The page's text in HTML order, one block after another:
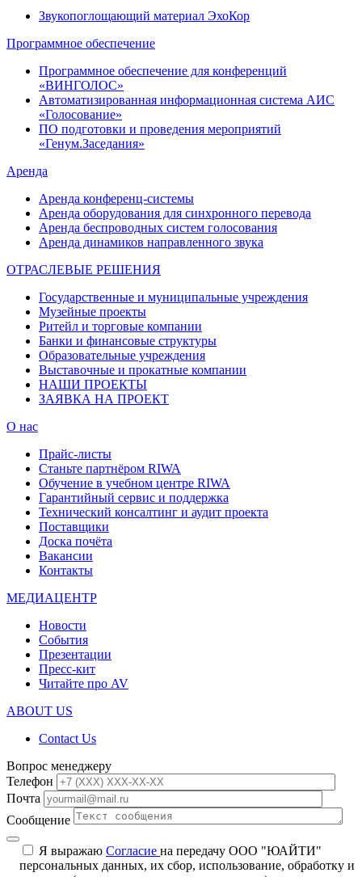
Звукопоглощающий материал ЭхоКор
Программное обеспечение
Программное обеспечение для конференций
«ВИНГОЛОС»
Автоматизированная информационная система АИС
«Голосование»
ПО подготовки и проведения мероприятий
«Генум.Заседания»
Аренда
Аренда конференц-системы
Аренда оборудования для синхронного перевода
Аренда беспроводных систем голосования
Аренда динамиков направленного звука
ОТРАСЛЕВЫЕ РЕШЕНИЯ
Государственные и муниципальные учреждения
Музейные проекты
Ритейл и торговые компании
Банки и финансовые структуры
Образовательные учреждения
Выставочные и прокатные компании
НАШИ ПРОЕКТЫ
ЗАЯВКА НА ПРОЕКТ
О нас
Прайс-листы
Станьте партнёром RIWA
Обучение в учебном центре RIWA
Гарантийный сервис и поддержка
Технический консалтинг и аудит проекта
Поставщики
Доска почёта
Вакансии
Контакты
МЕДИАЦЕНТР
Новости
События
Презентации
Пресс-кит
Читайте про AV
ABOUT US
Contact Us
Вопрос менеджеру
Телефон
Почта
Сообщение
Я выражаю Согласие на передачу ООО "ЮАЙТИ"
персональных данных, их сбор, использование, обработку и